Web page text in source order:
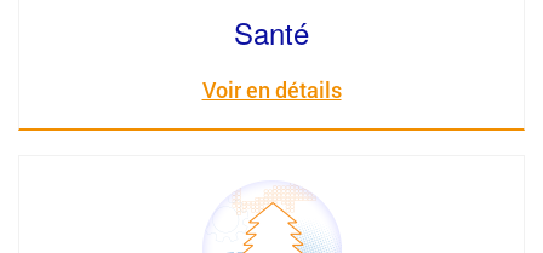
Santé
Voir en détails